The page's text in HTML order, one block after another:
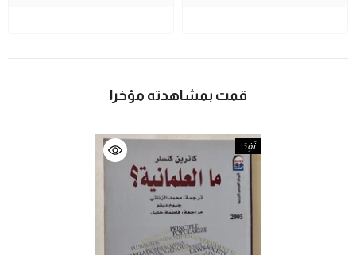
قمت بمشاهدته مؤخرا
نَفِدَ